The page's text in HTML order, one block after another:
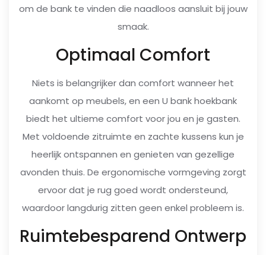
om de bank te vinden die naadloos aansluit bij jouw
smaak.
Optimaal Comfort
Niets is belangrijker dan comfort wanneer het
aankomt op meubels, en een U bank hoekbank
biedt het ultieme comfort voor jou en je gasten.
Met voldoende zitruimte en zachte kussens kun je
heerlijk ontspannen en genieten van gezellige
avonden thuis. De ergonomische vormgeving zorgt
ervoor dat je rug goed wordt ondersteund,
waardoor langdurig zitten geen enkel probleem is.
Ruimtebesparend Ontwerp